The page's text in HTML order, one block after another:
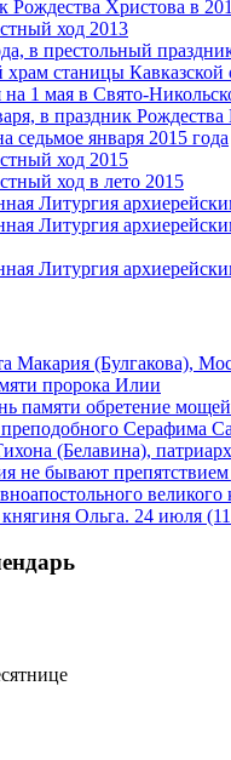
Христова в
ход 2013
в престольный
храм станицы
на 1 мая в Свято-
в праздник
седьмое января 2015 года
ход 2015
ход в лето 2015
Литургия
Литургия
Литургия
Макария (Булгакова),
пророка Илии
памяти обретение
Серафима
(Белавина),
не бывают
княгиня Ольга. 24 июля